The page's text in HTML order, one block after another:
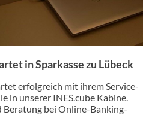
in Sparkasse zu Lübeck
erfolgreich mit ihrem Service-
in unserer INES.cube Kabine.
bei Online-Banking-